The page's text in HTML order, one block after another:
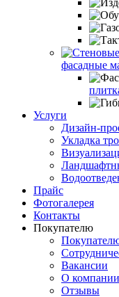
фасадные
Услуги
Дизайн-
Укладка
Прайс
Фотогалерея
Контакты
Покупателю
Вакансии
О компании
Отзывы